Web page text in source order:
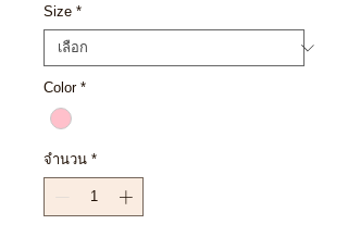
Size *
Color *
จำนวน *